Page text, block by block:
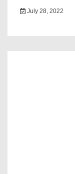
July 28, 2022